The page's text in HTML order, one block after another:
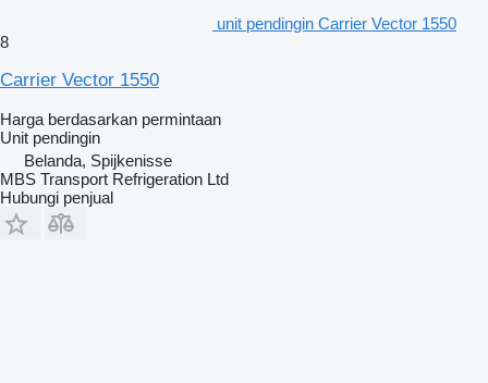
unit pendingin Carrier Vector 1550
8
Carrier Vector 1550
Harga berdasarkan permintaan
Unit pendingin
Belanda, Spijkenisse
MBS Transport Refrigeration Ltd
Hubungi penjual